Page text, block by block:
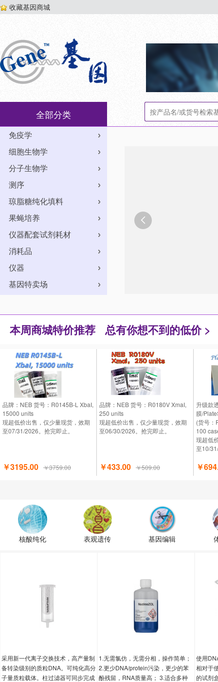
收藏基因商城
全部分类
免疫学
细胞生物学
分子生物学
测序
琼脂糖纯化填料
果蝇培养
仪器配套试剂耗材
消耗品
仪器
基因特卖场

本周商城特价推荐 总有你想不到的低价 >
品牌：NEB 货号：R0145B-L XbaI,
15000 units
现超低价出售，仅少量现货，效期
至07/31/2026。抢完即止。
￥3195.00 ￥3759.00
品牌：NEB 货号：R0180V XmaI,
250 units
现超低价出售，仅少量现货，效期
至06/30/2026。抢完即止。
￥433.00 ￥509.00
升级款
膜/
(货号：
100
现超低
至10/
￥
核酸纯化 表观遗传 基因编辑
采用新一代离子交换技术，高产量制
备转染级别的质粒DNA。可纯化高分
子量质粒载体。柱过滤器可同步完成
1.无需氯仿，无需分相，操作简单；
2.更少DNA/protein污染，更少的苯
酚残留，RNA质量高； 3.适合多种
使用
相对于
的试剂